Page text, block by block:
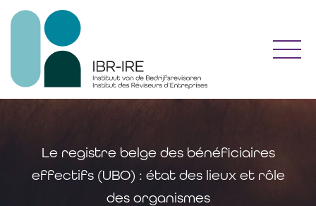
Le registre belge des bénéficiaires
effectifs (UBO) : état des lieux et rôle
des organismes